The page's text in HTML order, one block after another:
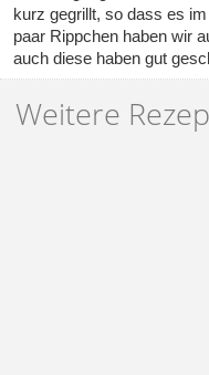
kurz gegrillt, so dass es
paar Rippchen haben wir
auch diese haben gut
Weitere